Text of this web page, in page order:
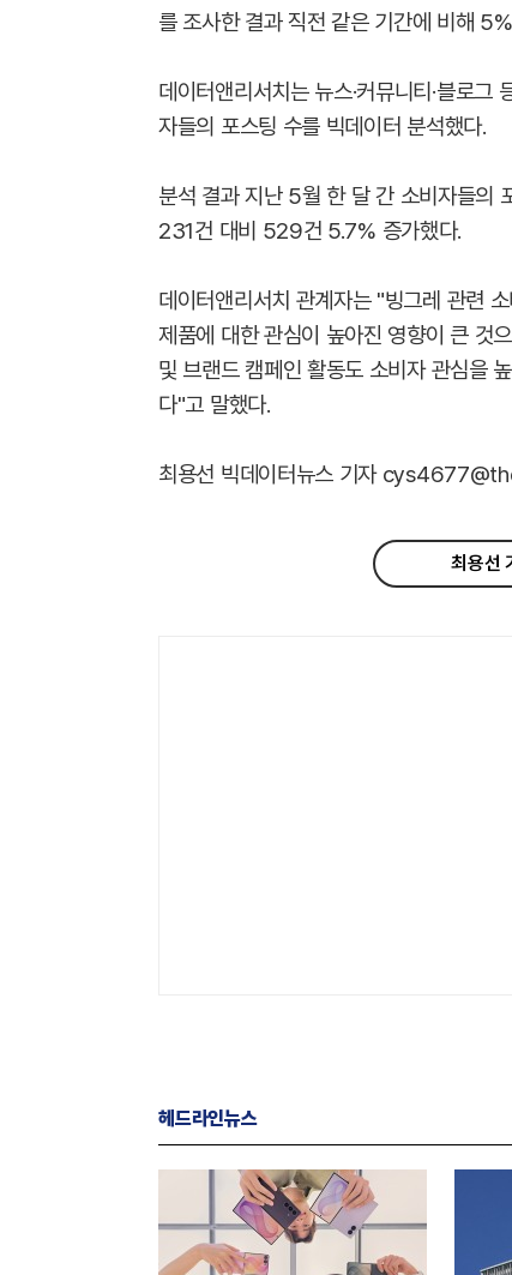
를 조사한 결과 직전 같은 기간에 비해
데이터앤리서치는 뉴스·커뮤니티·블로
자들의 포스팅 수를 빅데이터 분석했다.
분석 결과 지난 5월 한 달 간 소비자들
231건 대비 529건 5.7% 증가했다.
데이터앤리서치 관계자는 "빙그레 관련
제품에 대한 관심이 높아진 영향이 큰 것
및 브랜드 캠페인 활동도 소비자 관심을
다"고 말했다.
최용선 빅데이터뉴스 기자
최용선
헤드라인뉴스